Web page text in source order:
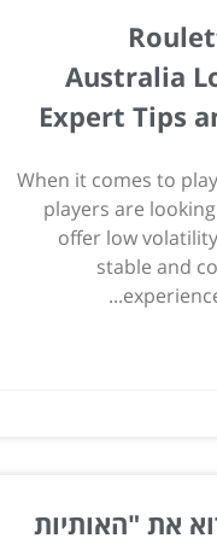
Australia
Expert Tips
When it comes to
players are
offer low
stable and
את "האותיות